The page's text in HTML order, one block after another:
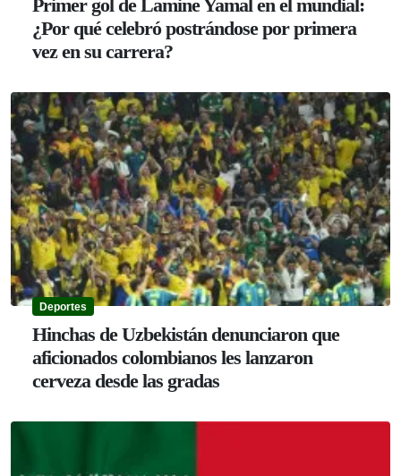
Primer gol de Lamine Yamal en el mundial:
¿Por qué celebró postrándose por primera
vez en su carrera?
Deportes
Hinchas de Uzbekistán denunciaron que
aficionados colombianos les lanzaron
cerveza desde las gradas